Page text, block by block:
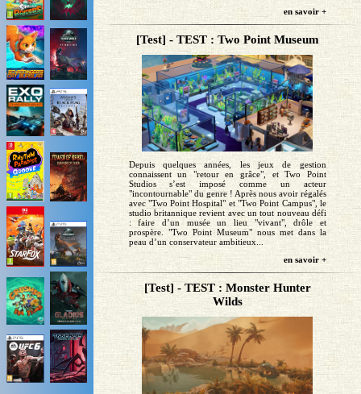
en savoir +
[Test] - TEST : Two Point Museum
Depuis quelques années, les jeux de gestion
connaissent un "retour en grâce", et Two Point
Studios s’est imposé comme un acteur
"incontournable" du genre ! Après nous avoir régalés
avec "Two Point Hospital" et "Two Point Campus", le
studio britannique revient avec un tout nouveau défi
: faire d’un musée un lieu "vivant", drôle et
prospère. "Two Point Museum" nous met dans la
peau d’un conservateur ambitieux...
en savoir +
[Test] - TEST : Monster Hunter
Wilds